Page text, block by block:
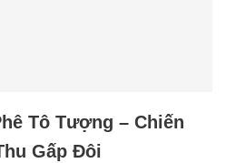
Tô Tượng – Chiến
Gấp Đôi